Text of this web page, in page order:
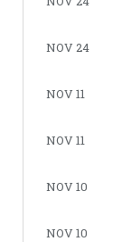
NOV 24
NOV 11
NOV 11
NOV 10
NOV 10